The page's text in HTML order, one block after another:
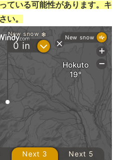
ている可能性があります。キ
い。